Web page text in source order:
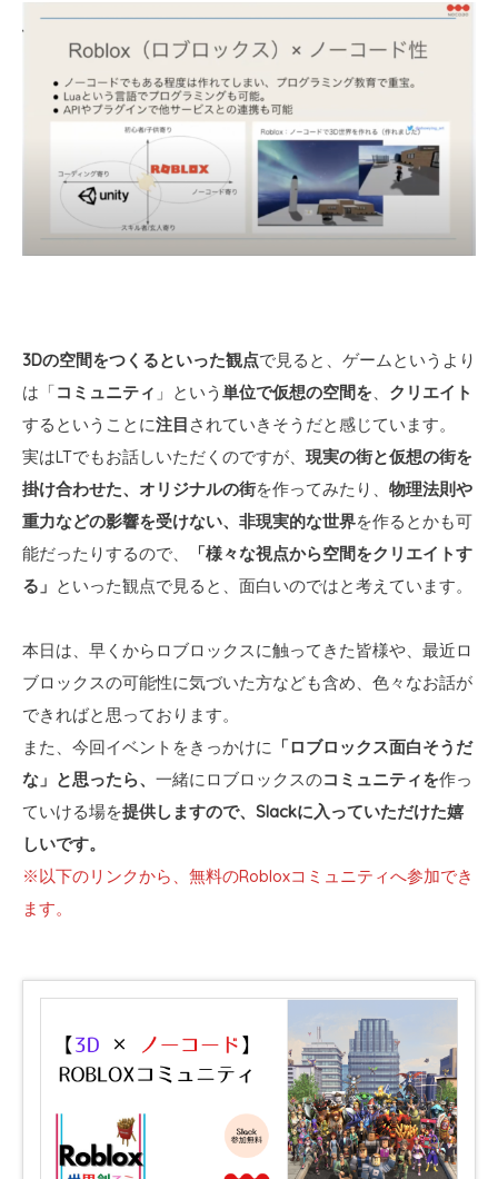
3Dの空間をつくるといった観点で見ると、ゲームというより
は「コミュニティ 」という 単位で仮想の空間を
クリエイト
するということに注目 されていきそうだと感じています。
実はLTでもお話しいただくのですが、 現実の街と仮想の街を
掛け合わせた、オリジナルの街を作ってみたり、 物理法則や
重力などの影響を受けない、非現実的な世界を作るとかも可
能だったりするので、
「様々な視点から空間をクリエイトす
る」 といった観点で見ると、面白いのではと考えています。
本日は、早くからロブロックスに触ってきた皆様や、最近ロ
ブロックスの可能性に気づいた方なども含め、色々なお話が
できればと思っております。
また、今回イベントをきっかけに 「ロブロックス面白そうだ
な」と思ったら、 一緒にロブロックスのコミュニティを作っ
ていける場を提供しますので、Slackに入っていただけた嬉
しいです。
※以下のリンクから、無料のRobloxコミュニティへ参加でき
ます。